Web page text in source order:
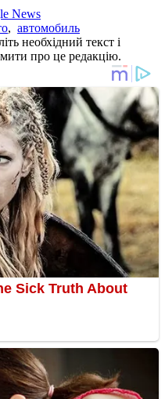
News
, автомобиль
необхідний текст і
про це редакцію.